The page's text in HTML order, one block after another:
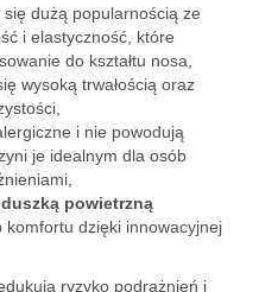
się dużą popularnością ze
i elastyczność, które
do kształtu nosa,
wysoką trwałością oraz
i nie powodują
je idealnym dla osób
powietrzną
dzięki innowacyjnej
ryzyko podrażnień i